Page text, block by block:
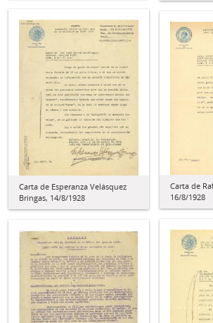
Carta de Esperanza Velásquez
Bringas, 14/8/1928
Carta de
16/8/1928